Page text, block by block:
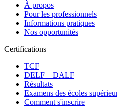
À propos
Pour les professionnels
Informations pratiques
Nos opportunités
Certifications
TCF
DELF – DALF
Résultats
Examens des écoles
Comment s'inscrire